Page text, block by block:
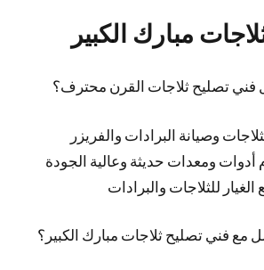
مبارك الكبير
تصليح ثلاجات القرن محترف؟
وصيانة البرادات والفريزر
أدوات ومعدات حديثة وعالية الجودة
للثلاجات والبرادات
مع فني تصليح ثلاجات مبارك الكبير؟